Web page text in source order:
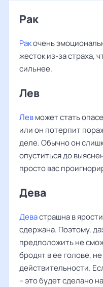
Рак
Ракочень
жесток из-за страха,
сильнее.
Лев
Левможет стать
или он потерпит
деле. Обычно он
опуститься до
просто вас
Дева
Девастрашна в
сдержана. Поэтому,
предположить не
бродят в ее голове,
действительности.
– это будет сделано